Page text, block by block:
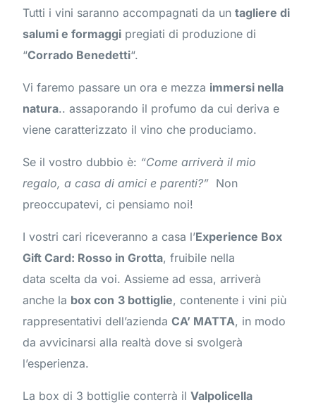
Tutti i vini saranno accompagnati da untagliere di
salumi e formaggi pregiati di produzione di
“Corrado Benedetti“.
Vi faremo passare un ora e mezza immersi nella
natura.. assaporando il profumo da cui deriva e
viene caratterizzato il vino che produciamo.
Se il vostro dubbio è: “Come arriverà il mio
regalo, a casa di amici e parenti?” Non
preoccupatevi, ci pensiamo noi!
I vostri cari riceveranno a casa l’Experience Box
Gift Card: Rosso in Grotta, fruibile nella
data scelta da voi. Assieme ad essa, arriverà
anche la box con 3 bottiglie, contenente i vini più
rappresentativi dell’aziendaCA’ MATTA, in modo
da avvicinarsi alla realtà dove si svolgerà
l’esperienza.
La box di 3 bottiglie conterrà ilValpolicella